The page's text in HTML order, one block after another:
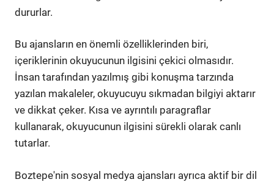
dururlar.
Bu ajansların en önemli özelliklerinden biri,
içeriklerinin okuyucunun ilgisini çekici olmasıdır.
İnsan tarafından yazılmış gibi konuşma tarzında
yazılan makaleler, okuyucuyu sıkmadan bilgiyi aktarır
ve dikkat çeker. Kısa ve ayrıntılı paragraflar
kullanarak, okuyucunun ilgisini sürekli olarak canlı
tutarlar.
Boztepe'nin sosyal medya ajansları ayrıca aktif bir dil